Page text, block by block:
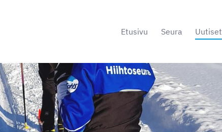
Etusivu Seura Uutiset